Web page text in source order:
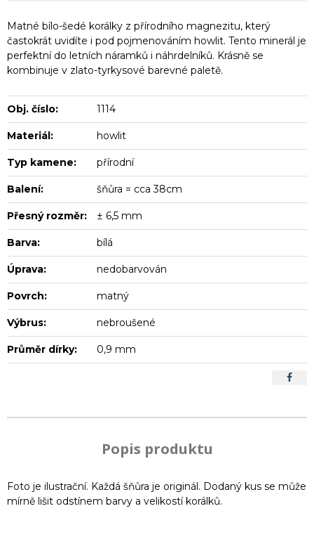
Matné bílo-šedé korálky z přírodního magnezitu, který
častokrát uvidíte i pod pojmenováním howlit. Tento minerál je
perfektní do letních náramků i náhrdelníků. Krásně se
kombinuje v zlato-tyrkysové barevné paletě.
Obj. číslo: 1114
Materiál: howlit
Typ kamene: přírodní
Balení: šňůra = cca 38cm
Přesný rozměr: ± 6,5 mm
Barva: bílá
Úprava: nedobarvován
Povrch: matný
Výbrus: nebroušené
Průměr dírky: 0,9 mm
Popis produktu
Foto je ilustrační. Každá šňůra je originál. Dodaný kus se může
mírně lišit odstínem barvy a velikostí korálků.